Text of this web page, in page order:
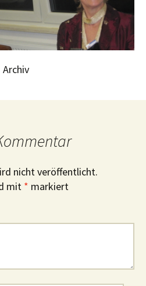
Archiv
nicht veröffentlicht.
mit * markiert